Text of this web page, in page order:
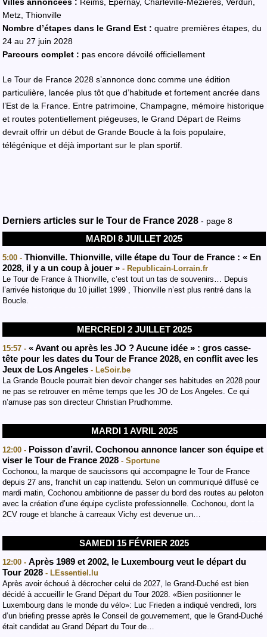
Metz, Thionville
Nombre d’étapes dans le Grand Est : quatre premières étapes, du
24 au 27 juin 2028
Parcours complet : pas encore dévoilé officiellement
Le Tour de France 2028 s’annonce donc comme une édition
particulière, lancée plus tôt que d’habitude et fortement ancrée dans
l’Est de la France. Entre patrimoine, Champagne, mémoire historique
et routes potentiellement piégeuses, le Grand Départ de Reims
devrait offrir un début de Grande Boucle à la fois populaire,
télégénique et déjà important sur le plan sportif.
Derniers articles sur le Tour de France 2028 - page 8
MARDI 8 JUILLET 2025
5:00 - Thionville. Thionville, ville étape du Tour de France : « En
2028, il y a un coup à jouer » - Republicain-Lorrain.fr
Le Tour de France à Thionville, c’est tout un tas de souvenirs… Depuis
l’arrivée historique du 10 juillet 1999 , Thionville n’est plus rentré dans la
Boucle.
MERCREDI 2 JUILLET 2025
15:57 - « Avant ou après les JO ? Aucune idée » : gros casse-
tête pour les dates du Tour de France 2028, en conflit avec les
Jeux de Los Angeles - LeSoir.be
La Grande Boucle pourrait bien devoir changer ses habitudes en 2028 pour
ne pas se retrouver en même temps que les JO de Los Angeles. Ce qui
n’amuse pas son directeur Christian Prudhomme.
MARDI 1 AVRIL 2025
12:00 - Poisson d’avril. Cochonou annonce lancer son équipe et
viser le Tour de France 2028 - Sportune
Cochonou, la marque de saucissons qui accompagne le Tour de France
depuis 27 ans, franchit un cap inattendu. Selon un communiqué diffusé ce
mardi matin, Cochonou ambitionne de passer du bord des routes au peloton
avec la création d’une équipe cycliste professionnelle. Cochonou, dont la
2CV rouge et blanche à carreaux Vichy est devenue un…
SAMEDI 15 FÉVRIER 2025
12:00 - Après 1989 et 2002, le Luxembourg veut le départ du
Tour 2028 - LEssentiel.lu
Après avoir échoué à décrocher celui de 2027, le Grand-Duché est bien
décidé à accueillir le Grand Départ du Tour 2028. «Bien positionner le
Luxembourg dans le monde du vélo»: Luc Frieden a indiqué vendredi, lors
d’un briefing presse après le Conseil de gouvernement, que le Grand-Duché
était candidat au Grand Départ du Tour de…